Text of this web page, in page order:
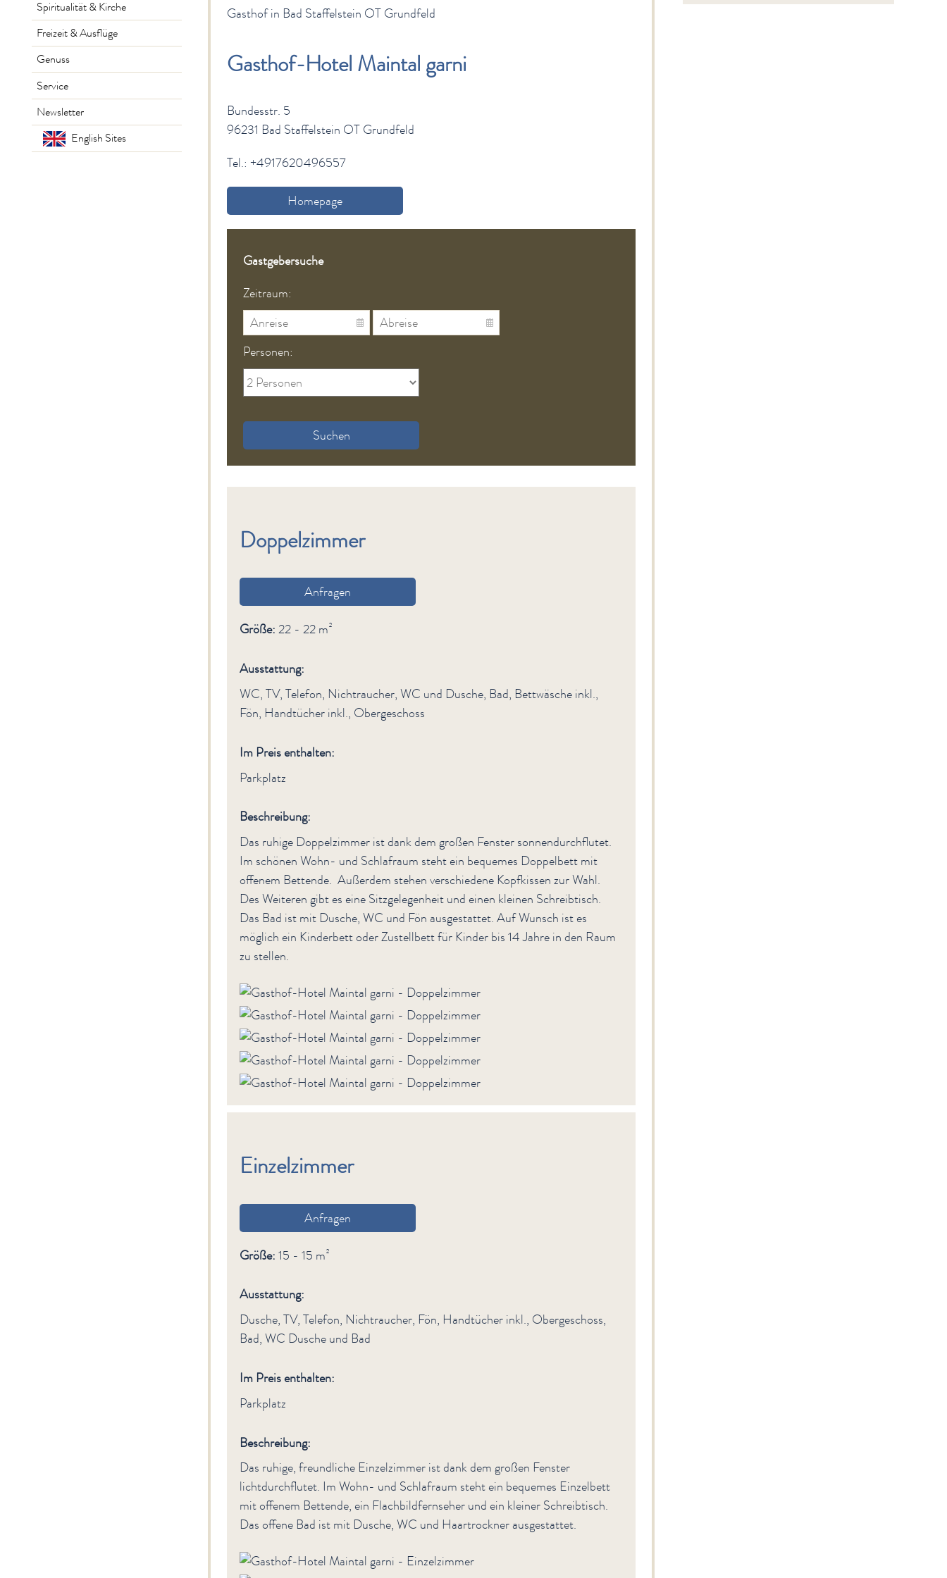
Spiritualität & Kirche
Freizeit & Ausflüge
Genuss
Service
Newsletter
English Sites
Gasthof in Bad Staffelstein OT Grundfeld
Gasthof-Hotel Maintal garni
Bundesstr. 5
96231 Bad Staffelstein OT Grundfeld
Tel.: +4917620496557
Homepage
Gastgebersuche
Zeitraum:
Personen:
Suchen
Doppelzimmer
Anfragen
Größe:22 - 22 m²
Ausstattung:
WC, TV, Telefon, Nichtraucher, WC und Dusche, Bad, Bettwäsche inkl.,
Fön, Handtücher inkl., Obergeschoss
Im Preis enthalten:
Parkplatz
Beschreibung:
Das ruhige Doppelzimmer ist dank dem großen Fenster sonnendurchflutet.
Im schönen Wohn- und Schlafraum steht ein bequemes Doppelbett mit
offenem Bettende. Außerdem stehen verschiedene Kopfkissen zur Wahl.
Des Weiteren gibt es eine Sitzgelegenheit und einen kleinen Schreibtisch.
Das Bad ist mit Dusche, WC und Fön ausgestattet. Auf Wunsch ist es
möglich ein Kinderbett oder Zustellbett für Kinder bis 14 Jahre in den Raum
zu stellen.
Einzelzimmer
Anfragen
Größe:15 - 15 m²
Ausstattung:
Dusche, TV, Telefon, Nichtraucher, Fön, Handtücher inkl., Obergeschoss,
Bad, WC Dusche und Bad
Im Preis enthalten:
Parkplatz
Beschreibung:
Das ruhige, freundliche Einzelzimmer ist dank dem großen Fenster
lichtdurchflutet. Im Wohn- und Schlafraum steht ein bequemes Einzelbett
mit offenem Bettende, ein Flachbildfernseher und ein kleiner Schreibtisch.
Das offene Bad ist mit Dusche, WC und Haartrockner ausgestattet.